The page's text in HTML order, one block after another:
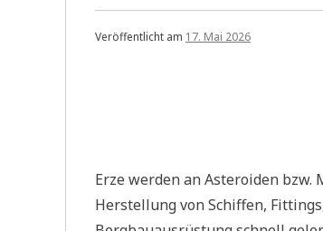
Veröffentlicht am 17. Mai 2026
Erze werden an Asteroiden bzw.
Herstellung von Schiffen,